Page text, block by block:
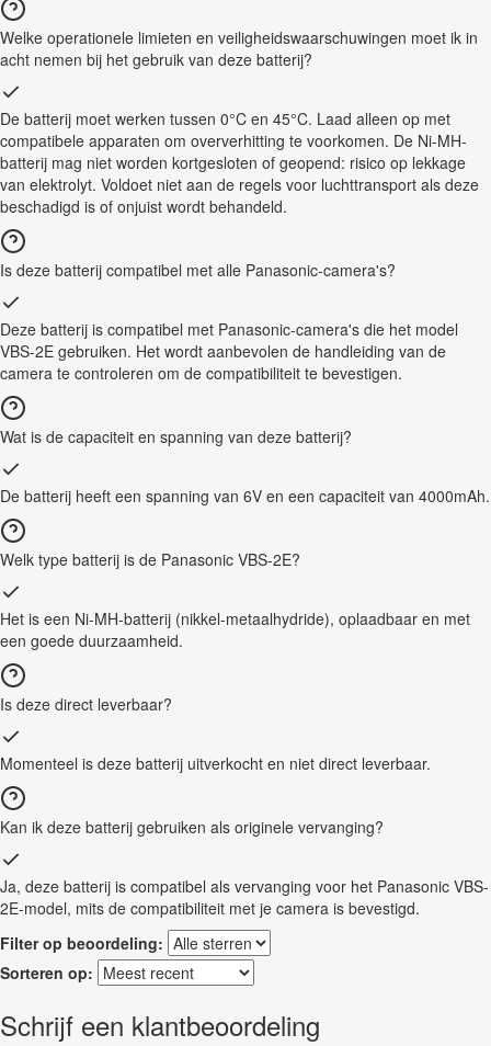
Welke operationele limieten en veiligheidswaarschuwingen moet ik in
acht nemen bij het gebruik van deze batterij?
De batterij moet werken tussen 0°C en 45°C. Laad alleen op met
compatibele apparaten om oververhitting te voorkomen. De Ni-MH-
batterij mag niet worden kortgesloten of geopend: risico op lekkage
van elektrolyt. Voldoet niet aan de regels voor luchttransport als deze
beschadigd is of onjuist wordt behandeld.
Is deze batterij compatibel met alle Panasonic-camera's?
Deze batterij is compatibel met Panasonic-camera's die het model
VBS-2E gebruiken. Het wordt aanbevolen de handleiding van de
camera te controleren om de compatibiliteit te bevestigen.
Wat is de capaciteit en spanning van deze batterij?
De batterij heeft een spanning van 6V en een capaciteit van 4000mAh.
Welk type batterij is de Panasonic VBS-2E?
Het is een Ni-MH-batterij (nikkel-metaalhydride), oplaadbaar en met
een goede duurzaamheid.
Is deze direct leverbaar?
Momenteel is deze batterij uitverkocht en niet direct leverbaar.
Kan ik deze batterij gebruiken als originele vervanging?
Ja, deze batterij is compatibel als vervanging voor het Panasonic VBS-
2E-model, mits de compatibiliteit met je camera is bevestigd.
Filter op beoordeling:
Sorteren op:
Schrijf een klantbeoordeling